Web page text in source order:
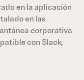
en la aplicación
en las
corporativa
con Slack,